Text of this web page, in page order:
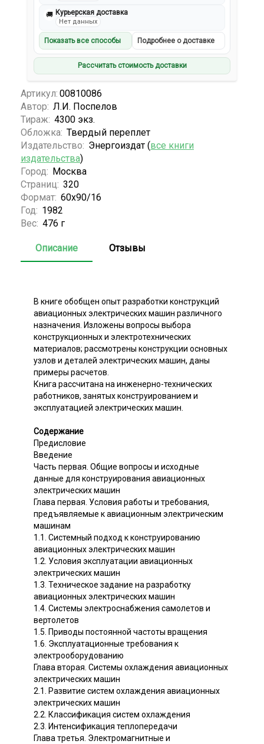
🚚 Курьерская доставка
Нет данных
Показать все способы Подробнее о доставке
Рассчитать стоимость доставки
Артикул: 00810086
Автор: Л.И. Поспелов
Тираж: 4300 экз.
Обложка: Твердый переплет
Издательство: Энергоиздат (все книги
издательства)
Город: Москва
Страниц: 320
Формат: 60x90/16
Год: 1982
Вес: 476 г
Описание Отзывы
В книге обобщен опыт разработки конструкций
авиационных электрических машин различного
назначения. Изложены вопросы выбора
конструкционных и электротехнических
материалов; рассмотрены конструкции основных
узлов и деталей электрических машин, даны
примеры расчетов.
Книга рассчитана на инженерно-технических
работников, занятых конструированием и
эксплуатацией электрических машин.
Содержание
Предисловие
Введение
Часть первая. Общие вопросы и исходные
данные для конструирования авиационных
электрических машин
Глава первая. Условия работы и требования,
предъявляемые к авиационным электрическим
машинам
1.1. Системный подход к конструированию
авиационных электрических машин
1.2. Условия эксплуатации авиационных
электрических машин
1.3. Техническое задание на разработку
авиационных электрических машин
1.4. Системы электроснабжения самолетов и
вертолетов
1.5. Приводы постоянной частоты вращения
1.6. Эксплуатационные требования к
электрооборудованию
Глава вторая. Системы охлаждения авиационных
электрических машин
2.1. Развитие систем охлаждения авиационных
электрических машин
2.2. Классификация систем охлаждения
2.3. Интенсификация теплопередачи
Глава третья. Электромагнитные и